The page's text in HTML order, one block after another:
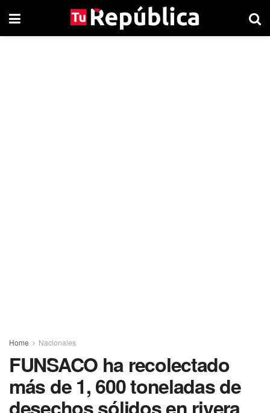
Home Nacionales
FUNSACO ha recolectado
más de 1, 600 toneladas de